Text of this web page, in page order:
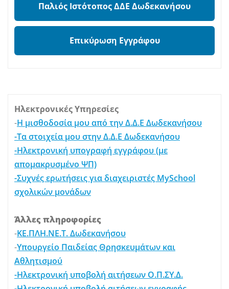
Παλιός Ιστότοπος ΔΔΕ Δωδεκανήσου
Επικύρωση Εγγράφου
Ηλεκτρονικές Υπηρεσίες
-Η μισθοδοσία μου από την Δ.Δ.Ε Δωδεκανήσου
-Τα στοιχεία μου στην Δ.Δ.Ε Δωδεκανήσου
-Ηλεκτρονική υπογραφή εγγράφου (με
απομακρυσμένο ΨΠ)
-Συχνές ερωτήσεις για διαχειριστές MySchool
σχολικών μονάδων
Άλλες πληροφορίες
-ΚΕ.ΠΛΗ.ΝΕ.Τ. Δωδεκανήσου
-Υπουργείο Παιδείας Θρησκευμάτων και
Αθλητισμού
-Ηλεκτρονική υποβολή αιτήσεων Ο.Π.ΣΥ.Δ.